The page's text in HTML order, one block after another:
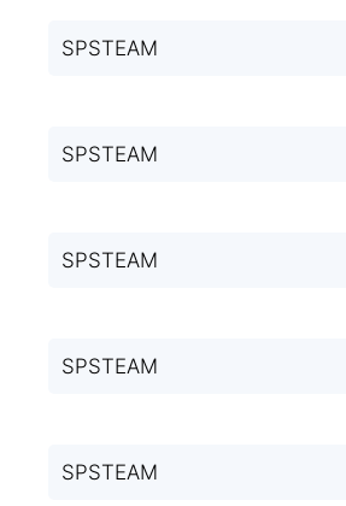
SPSTEAM
SPSTEAM
SPSTEAM
SPSTEAM
SPSTEAM